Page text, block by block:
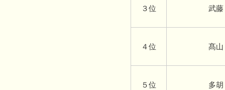
３位 武
４位 髙
５位 多